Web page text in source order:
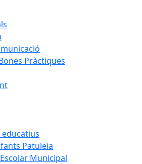
Pràctiques
educatius
Patuleia
Municipal